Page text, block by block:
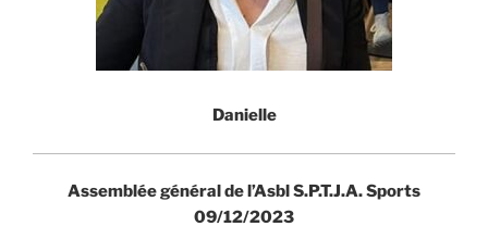
Danielle
Assemblée général de l’Asbl S.P.T.J.A. Sports
09/12/2023